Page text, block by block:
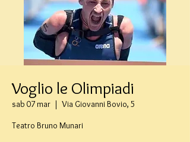
Voglio le Olimpiadi
sab 07 mar
  |
Via Giovanni Bovio, 5
Teatro Bruno Munari